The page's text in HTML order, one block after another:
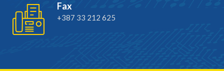
Fax
+387 33 212 625